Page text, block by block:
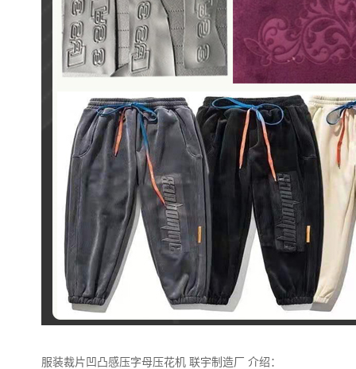
服装裁片凹凸感压字母压花机 联宇制造厂 介绍：